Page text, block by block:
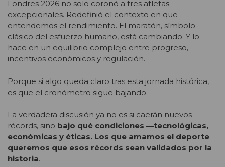
Londres 2026 no solo coronó a tres atletas
excepcionales. Redefinió el contexto en que
entendemos el rendimiento. El maratón, símbolo
clásico del esfuerzo humano, está cambiando. Y lo
hace en un equilibrio complejo entre progreso,
incentivos económicos y regulación.
Porque si algo queda claro tras esta jornada histórica,
es que el cronómetro sigue bajando.
La verdadera discusión ya no es si caerán nuevos
récords, sino bajo qué condiciones —tecnológicas,
económicas y éticas. Los que amamos el deporte
queremos que esos récords sean validados por la
historia.